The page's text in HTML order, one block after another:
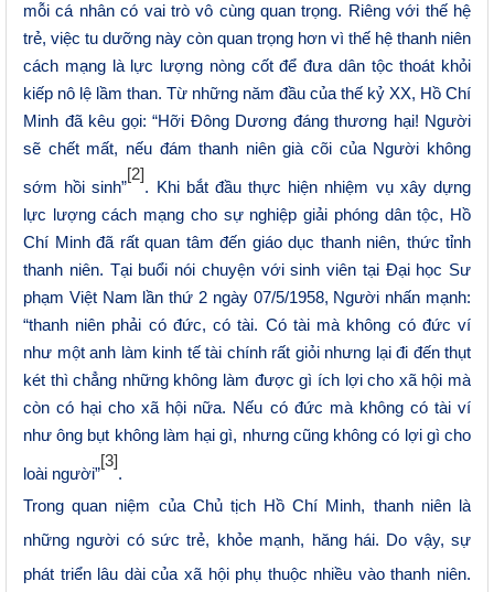
mỗi cá nhân có vai trò vô cùng quan trọng. Riêng với thế hệ
trẻ, việc tu dưỡng này còn quan trọng hơn vì thế hệ thanh niên
cách mạng là lực lượng nòng cốt để đưa dân tộc thoát khỏi
kiếp nô lệ lầm than. Từ những năm đầu của thế kỷ XX, Hồ Chí
Minh đã kêu gọi: “Hỡi Đông Dương đáng thương hại! Người
sẽ chết mất, nếu đám thanh niên già cõi của Người không
sớm hồi sinh”
[2]
. Khi bắt đầu thực hiện nhiệm vụ xây dựng
lực lượng cách mạng cho sự nghiệp giải phóng dân tộc, Hồ
Chí Minh đã rất quan tâm đến giáo dục thanh niên, thức tỉnh
thanh niên. Tại buổi nói chuyện với sinh viên tại Đại học Sư
phạm Việt Nam lần thứ 2 ngày 07/5/1958, Người nhấn mạnh:
“thanh niên phải có đức, có tài. Có tài mà không có đức ví
như một anh làm kinh tế tài chính rất giỏi nhưng lại đi đến thụt
két thì chẳng những không làm được gì ích lợi cho xã hội mà
còn có hại cho xã hội nữa. Nếu có đức mà không có tài ví
như ông bụt không làm hại gì, nhưng cũng không có lợi gì cho
loài người”
[3]
.
Trong quan niệm của Chủ tịch Hồ Chí Minh, thanh niên là
những người có sức trẻ, khỏe mạnh, hăng hái. Do vậy, sự
phát triển lâu dài của xã hội phụ thuộc nhiều vào thanh niên.